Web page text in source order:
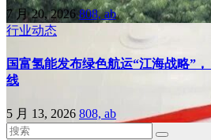
7 月 20, 2026808, ab
行业动态
国富氢能发布绿色航运“江海战略”
线
5 月 13, 2026 808, ab